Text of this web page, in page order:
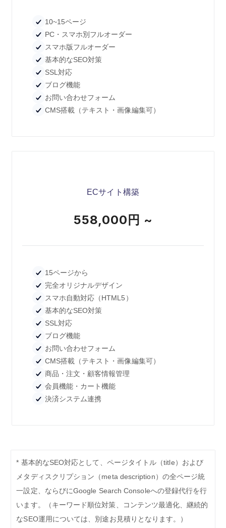
10~15ページ
PC・スマホ別フルオーダー
スマホ版フルオーダー
基本的なSEO対策
SSL対応
ブログ機能
お問い合わせフォーム
CMS搭載（テキスト・画像編集可）
ECサイト構築
558,000円 ~
15ページから
完全オリジナルデザイン
スマホ自動対応（HTML5）
基本的なSEO対策
SSL対応
ブログ機能
お問い合わせフォーム
CMS搭載（テキスト・画像編集可）
商品・注文・顧客情報管理
会員機能・カート機能
決済システム連携
* 基本的なSEO対応として、ページタイトル（title）および
メタディスクリプション（meta description）の全ページ統
一設定、ならびにGoogle Search Consoleへの登録代行を行
います。（キーワード順位対策、コンテンツ最適化、継続的
なSEO運用については、別途お見積りとなります。）